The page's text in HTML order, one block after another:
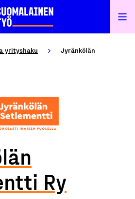
yrityshaku
Jyränkölän
Ry